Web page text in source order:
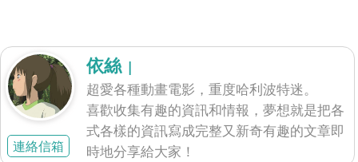
連絡信箱
依絲 |
超愛各種動畫電影，重度哈利波特迷。
喜歡收集有趣的資訊和情報，夢想就是把各
式各樣的資訊寫成完整又新奇有趣的文章即
時地分享給大家！